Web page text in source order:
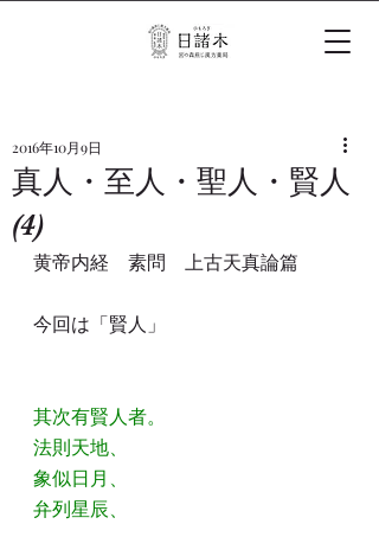
真人・至人・聖人・賢人
(4)
2016年10月9日
黄帝内経　素問　上古天真論篇
今回は「賢人」
其次有賢人者。
法則天地、
象似日月、
弁列星辰、